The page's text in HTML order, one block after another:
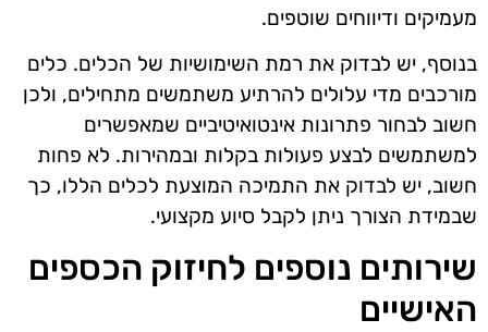
מעמיקים ודיווחים שוטפים.
בנוסף, יש לבדוק את רמת השימושיות של הכלים. כלים
מורכבים מדי עלולים להרתיע משתמשים מתחילים, ולכן
חשוב לבחור פתרונות אינטואיטיביים שמאפשרים
למשתמשים לבצע פעולות בקלות ובמהירות. לא פחות
חשוב, יש לבדוק את התמיכה המוצעת לכלים הללו, כך
שבמידת הצורך ניתן לקבל סיוע מקצועי.
שירותים נוספים לחיזוק הכספים
האישיים